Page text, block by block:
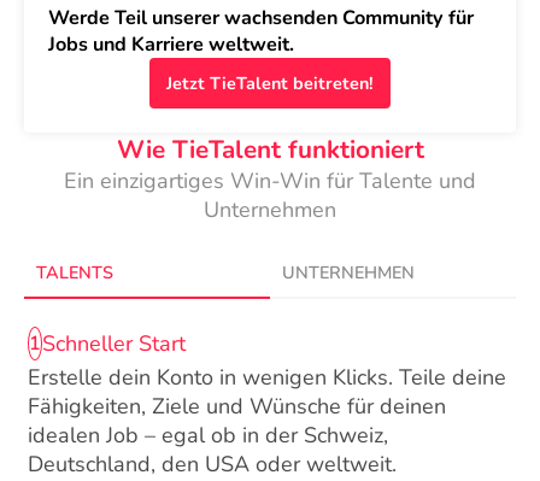
Werde Teil unserer wachsenden Community für
Jobs und Karriere weltweit.
Jetzt TieTalent beitreten!
Wie TieTalent funktioniert
Ein einzigartiges Win-Win für Talente und
Unternehmen
TALENTS UNTERNEHMEN
1Schneller Start
Erstelle dein Konto in wenigen Klicks. Teile deine
Fähigkeiten, Ziele und Wünsche für deinen
idealen Job – egal ob in der Schweiz,
Deutschland, den USA oder weltweit.